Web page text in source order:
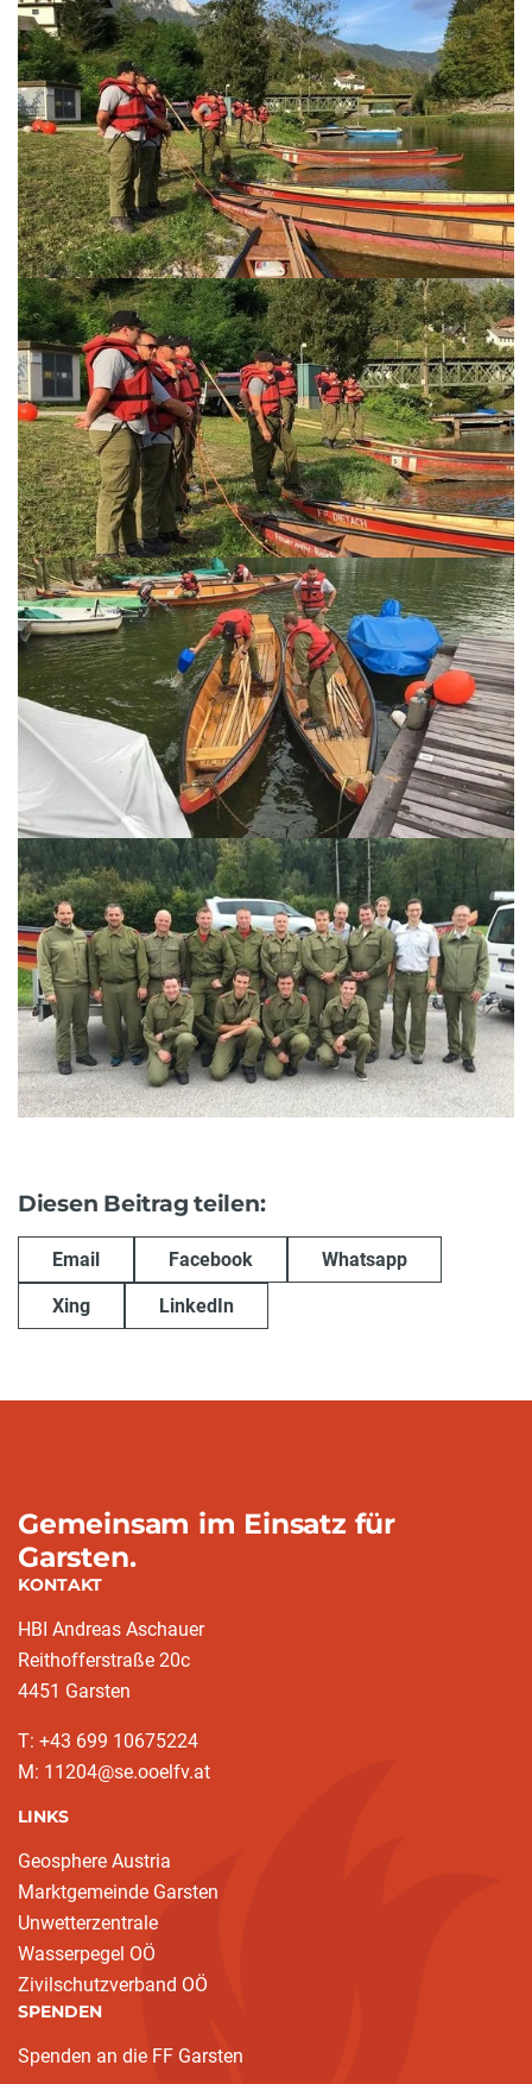
Diesen Beitrag teilen:
Email Facebook Whatsapp
Xing LinkedIn
Gemeinsam im Einsatz für
Garsten.
KONTAKT
HBI Andreas Aschauer
Reithofferstraße 20c
4451 Garsten
T: ‭+43 699 10675224‬
M: 11204@se.ooelfv.at
LINKS
Geosphere Austria
Marktgemeinde Garsten
Unwetterzentrale
Wasserpegel OÖ
Zivilschutzverband OÖ
SPENDEN
Spenden an die FF Garsten